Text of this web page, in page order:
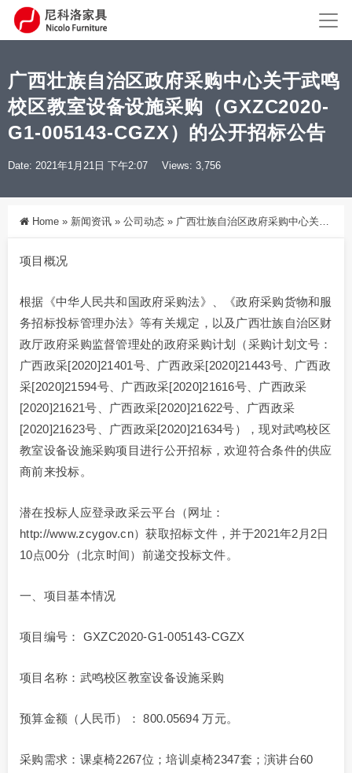
广西壮族自治区政府采购中心关于武鸣
校区教室设备设施采购（GXZC2020-
G1-005143-CGZX）的公开招标公告
Date: 2021年1月21日 下午2:07 Views: 3,756
Home » 新闻资讯 » 公司动态 » 广西壮族自治区政府采购中心关于武鸣校区教室设备设施采购（GXZC2020-G1-005143-CGZX）的公开招标公告
项目概况
根据《中华人民共和国政府采购法》、《政府采购货物和服
务招标投标管理办法》等有关规定，以及广西壮族自治区财
政厅政府采购监督管理处的政府采购计划（采购计划文号：
广西政采[2020]21401号、广西政采[2020]21443号、广西政
采[2020]21594号、广西政采[2020]21616号、广西政采
[2020]21621号、广西政采[2020]21622号、广西政采
[2020]21623号、广西政采[2020]21634号），现对武鸣校区
教室设备设施采购项目进行公开招标，欢迎符合条件的供应
商前来投标。
潜在投标人应登录政采云平台（网址：
http://www.zcygov.cn）获取招标文件，并于2021年2月2日
10点00分（北京时间）前递交投标文件。
一、项目基本情况
项目编号： GXZC2020-G1-005143-CGZX
项目名称：武鸣校区教室设备设施采购
预算金额（人民币）： 800.05694 万元。
采购需求：课桌椅2267位；培训桌椅2347套；演讲台60